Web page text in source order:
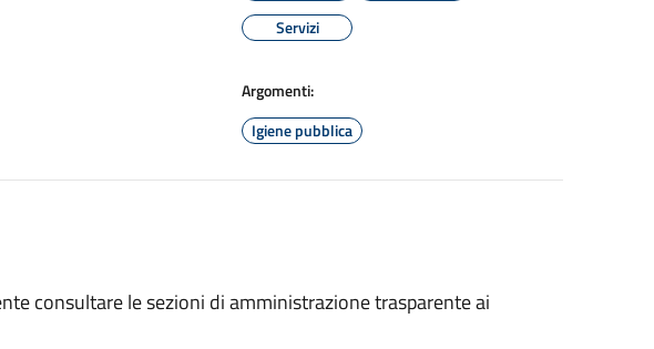
Servizi
Argomenti:
Igiene pubblica
consultare le sezioni di amministrazione trasparente ai